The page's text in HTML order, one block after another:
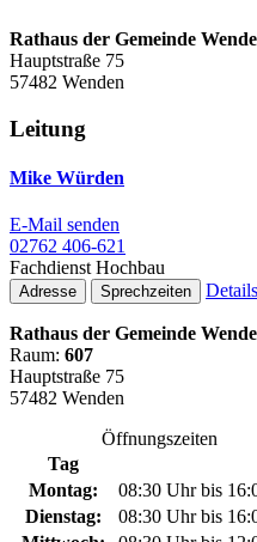
Rathaus der Gemeinde
Hauptstraße 75
57482 Wenden
Leitung
Mike Würden
E-Mail senden
02762 406-621
Fachdienst Hochbau
Adresse Sprechzeiten Details
Rathaus der Gemeinde
Raum: 607
Hauptstraße 75
57482 Wenden
Öffnungszeiten
Tag
Montag:
08:30 Uhr bis
Dienstag:
08:30 Uhr bis